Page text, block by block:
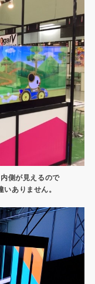
側が見えるので
ありません。